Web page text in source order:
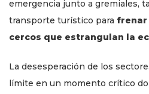
emergencia junto a gremiales,
transporte turístico para frenar
cercos que estrangulan la
La desesperación de los
límite en un momento crítico